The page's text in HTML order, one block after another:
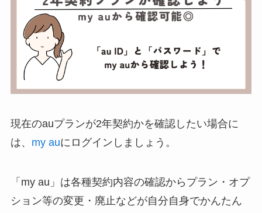
現在のauプランが2年契約かを確認したい場合に
は、 my auにログインしましょう。
「my au」は各種契約内容の確認からプラン・オプ
ション等の変更・廃止などが自分自身でかんたん